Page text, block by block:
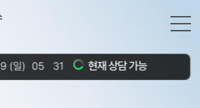
(일) 05 31 현재 상담 가능